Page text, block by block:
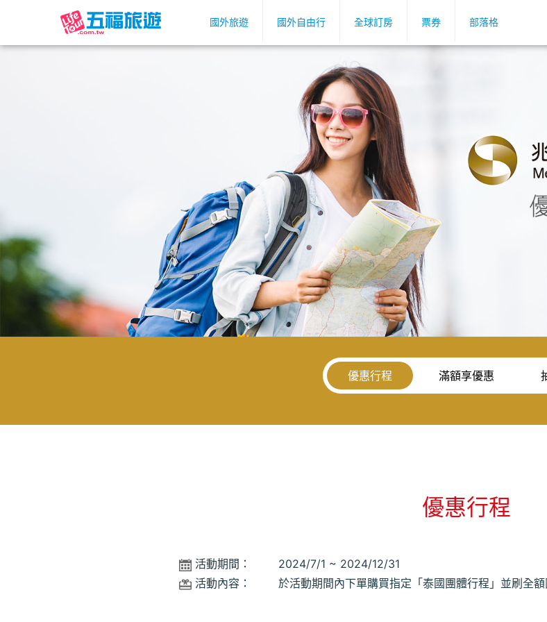
國外旅遊 國外自由行 全球訂房 票券 部落格
優惠行程 滿額享優惠
優惠行程
活動期間：
2024/7/1 ~ 2024/12/31
活動內容：
於活動期間內下單購買指定「泰國團體行程」並刷全